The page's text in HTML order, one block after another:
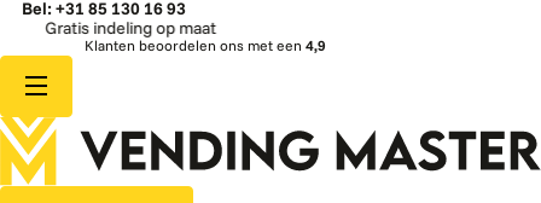
Bel: +31 85 130 16 93
Gratis indeling op maat
Klanten beoordelen ons met een 4,9